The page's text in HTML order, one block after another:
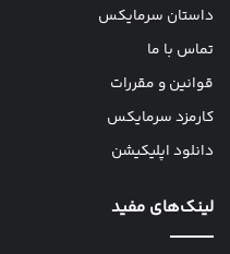
داستان سرمایکس
تماس با ما
قوانین و مقررات
کارمزد سرمایکس
دانلود اپلیکیشن
لینک‌های مفید